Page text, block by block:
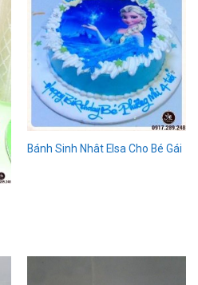
Bánh Sinh Nhât Elsa Cho Bé Gái